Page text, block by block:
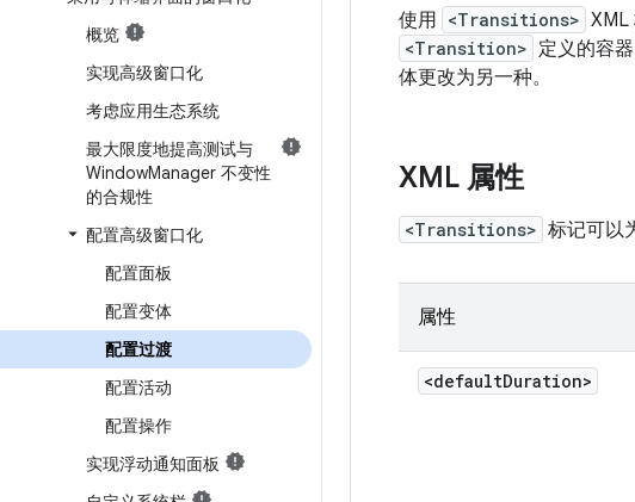
概览
实现高级窗口化
考虑应用生态系统
最大限度地提高测试与
WindowManager 不变性
的合规性
配置高级窗口化
配置面板
配置变体
配置过渡
配置活动
配置操作
实现浮动通知面板
使用 <Transitions> XML
<Transition> 定义的容
体更改为另一种。
XML 属性
<Transitions> 标记可以
属性
<defaultDuration>